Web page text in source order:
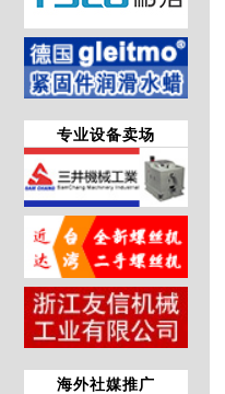
专业设备卖场
海外社媒推广